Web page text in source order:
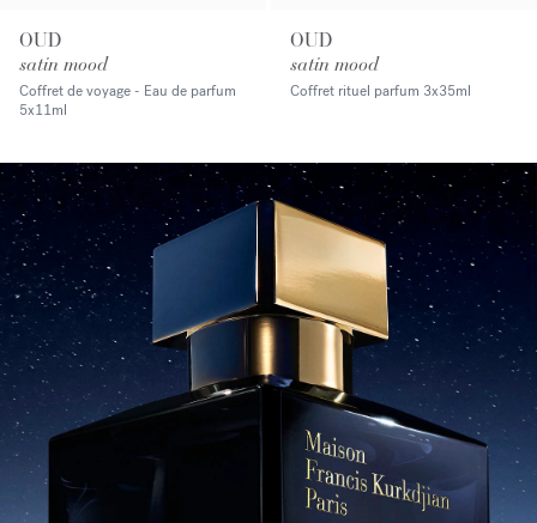
OUD
satin mood
Coffret de voyage - Eau de parfum
5x11ml
OUD
satin mood
Coffret rituel parfum 3x35ml